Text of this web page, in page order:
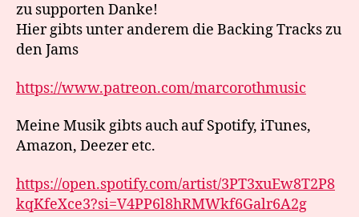
zu supporten Danke!
Hier gibts unter anderem die Backing Tracks zu
den Jams
https://www.patreon.com/marcorothmusic
Meine Musik gibts auch auf Spotify, iTunes,
Amazon, Deezer etc.
https://open.spotify.com/artist/3PT3xuEw8T2P8
kqKfeXce3?si=V4PP6l8hRMWkf6Galr6A2g